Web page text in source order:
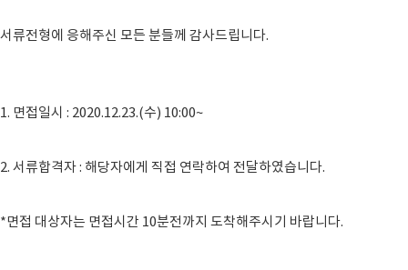
서류전형에 응해주신 모든 분들께 감사드립니다.
1. 면접일시 : 2020.12.23.(수) 10:00~
2. 서류합격자 : 해당자에게 직접 연락하여 전달하였습니다.
*면접 대상자는 면접시간 10분전까지 도착해주시기 바랍니다.